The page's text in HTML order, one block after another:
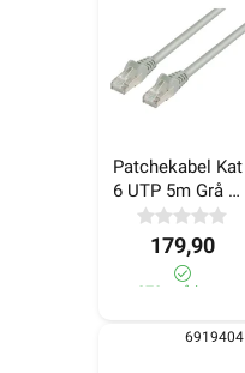
Patchekabel Kat
6 UTP 5m Grå
LinkIT
179,90
270+ på lager
6919404